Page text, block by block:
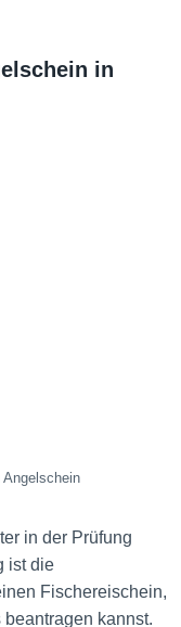
in
in der Prüfung
ist die
Fischereischein,
kannst.